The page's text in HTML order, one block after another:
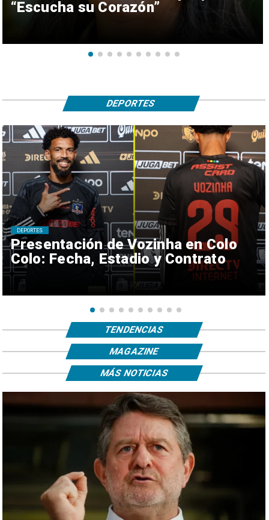
“Escucha su Corazón”
Presentación de Vozinha en Colo
Colo: Fecha, Estadio y Contrato
DEPORTES
DEPORTES
TENDENCIAS
MAGAZINE
MÁS NOTICIAS